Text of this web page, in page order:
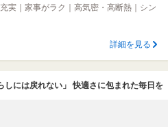
実｜家事がラク｜高気密・高断熱｜シン
詳細を見る
しには戻れない」 快適さに包まれた毎日を